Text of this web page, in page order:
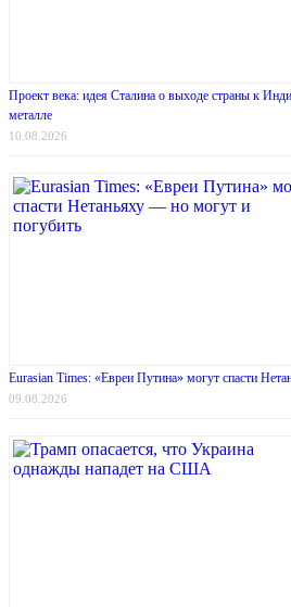
Проект века: идея Сталина о выходе страны к
металле
10.08.2026
Eurasian Times: «Евреи Путина» могут спасти
09.08.2026